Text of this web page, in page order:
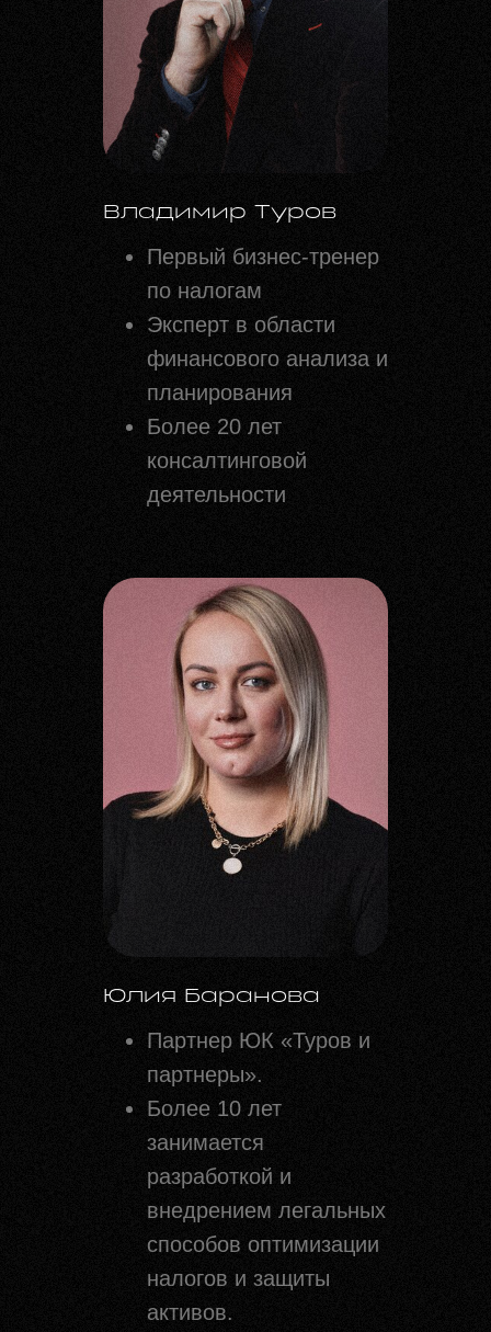
Владимир Туров
Первый бизнес-тренер
по налогам
Эксперт в области
финансового анализа и
планирования
Более 20 лет
консалтинговой
деятельности
Юлия Баранова
Партнер ЮК «Туров и
партнеры».
Более 10 лет
занимается
разработкой и
внедрением легальных
способов оптимизации
налогов и защиты
активов.